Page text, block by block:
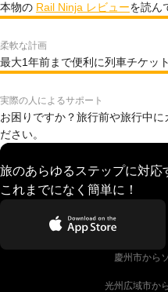
本物の Rail Ninja レビューを読ん
柔軟な計画
最大1年前まで便利に列車チケッ
実際の人によるサポート
お困りですか？旅行前や旅行中
ださい。
旅のあらゆるステップに対
これまでになく簡単に！
慶州市から
光州広域市か